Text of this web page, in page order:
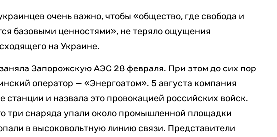
очень важно, чтобы «общество, где свобода и
базовыми ценностями», не теряло ощущения
на Украине.
Запорожскую АЭС 28 февраля. При этом до сих пор
оператор — «Энергоатом». 5 августа компания
станции и назвала это провокацией российских войск.
три снаряда упали около промышленной площадки
в высоковольтную линию связи. Представители